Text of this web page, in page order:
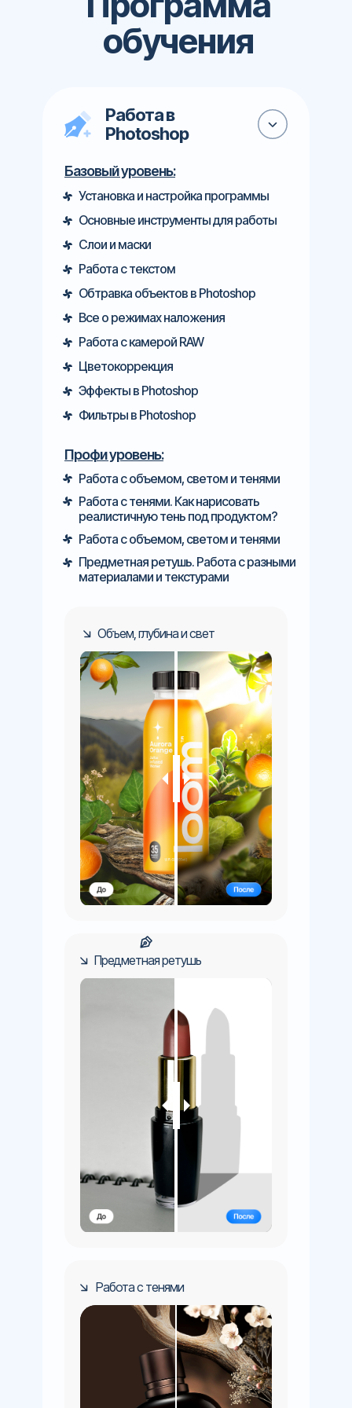
Работа с объемом, светом и тенями
Предметная ретушь. Работа с разными
материалами и текстурами
Работа с объемом, светом и тенями
Работа с тенями. Как нарисовать
реалистичную тень под продуктом?
обучения
Профи уровень:
Работа в
Photoshop
Эффекты в Photoshop
Фильтры в Photoshop
Обтравка объектов в Photoshop
Работа с камерой RAW
Цветокоррекция
Объем, глубина и свет
Работа с тенями
Предметная ретушь
Базовый уровень:
Все о режимах наложения
Работа с текстом
Слои и маски
Основные инструменты для работы
Установка и настройка программы